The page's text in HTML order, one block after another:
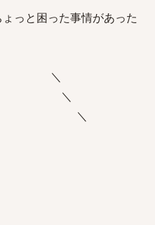
た事情があった
＼
＼
､ ＼